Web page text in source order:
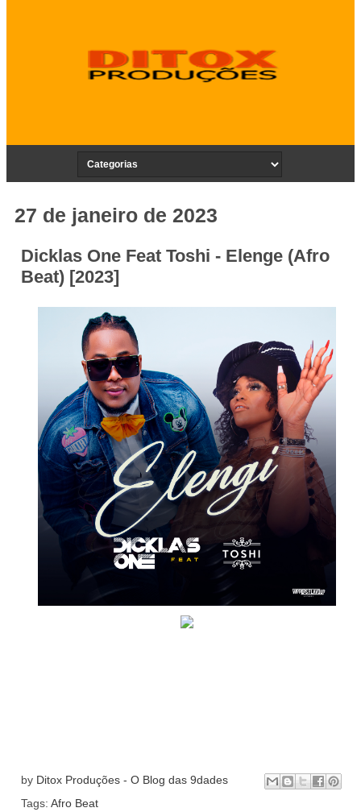
27 de janeiro de 2023
Dicklas One Feat Toshi - Elenge (Afro
Beat) [2023]
by Ditox Produções - O Blog das 9dades
Tags: Afro Beat